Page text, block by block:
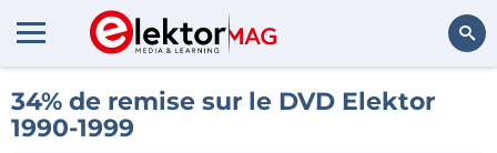
Rechercher
34% de remise sur le DVD Elektor
1990-1999